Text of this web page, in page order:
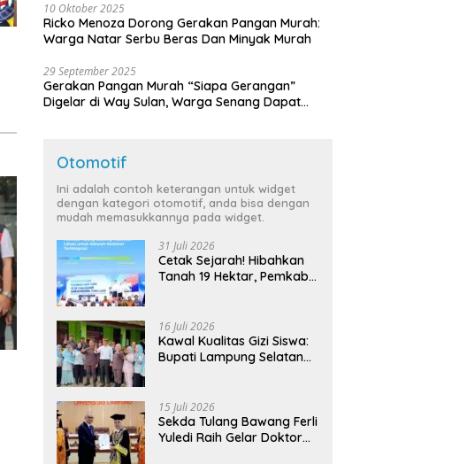
10 Oktober 2025
Ricko Menoza Dorong Gerakan Pangan Murah:
Warga Natar Serbu Beras Dan Minyak Murah
29 September 2025
Gerakan Pangan Murah “Siapa Gerangan”
Digelar di Way Sulan, Warga Senang Dapat
Otomotif
Ini adalah contoh keterangan untuk widget
dengan kategori otomotif, anda bisa dengan
mudah memasukkannya pada widget.
31 Juli 2026
Cetak Sejarah! Hibahkan
Tanah 19 Hektar, Pemkab
Terintegrasi Pertama di
Lampung
16 Juli 2026
Kawal Kualitas Gizi Siswa:
Bupati Lampung Selatan
Bergizi Gratis di Natar
15 Juli 2026
Sekda Tulang Bawang Ferli
Yuledi Raih Gelar Doktor